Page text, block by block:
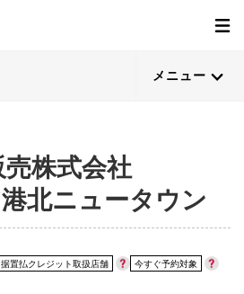
メニュー
売株式会社
北ニュータウン
据置払クレジット取扱店舗
今すぐ予約対象